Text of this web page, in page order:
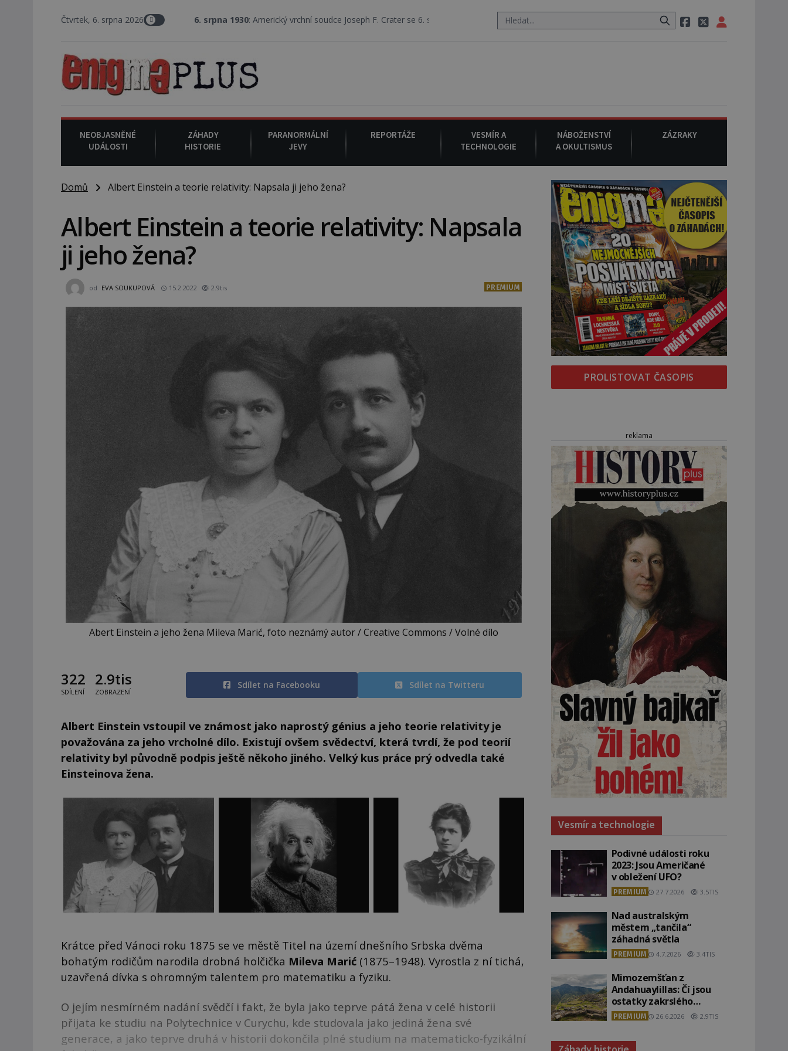
Čtvrtek, 6. srpna 20266. srpna 1930 : Americký vrchní soudce Joseph F. Crater se 6. srpna 1930 navečeří ve své oblíbené restauraci, pak si na ulici zavolá taxi, nasedne do něj a už ho nikdy
NEOBJASNĚNÉ
UDÁLOSTI
ZÁHADY
HISTORIE
PARANORMÁLNÍ
JEVY
REPORTÁŽE
VESMÍR A
TECHNOLOGIE
NÁBOŽENSTVÍ
A OKULTISMUS
ZÁZRAKY
Domů Albert Einstein a teorie relativity: Napsala ji jeho žena?
Albert Einstein a teorie relativity: Napsala
ji jeho žena?
od EVA SOUKUPOVÁ 15.2.2022 2.9tis PREMIUM
Abert Einstein a jeho žena Mileva Marić, foto neznámý autor / Creative Commons / Volné dílo
322
SDÍLENÍ
2.9tis
ZOBRAZENÍ
Sdílet na Facebooku Sdílet na Twitteru
Albert Einstein vstoupil ve známost jako naprostý génius a jeho teorie relativity je
považována za jeho vrcholné dílo. Existují ovšem svědectví, která tvrdí, že pod teorií
relativity byl původně podpis ještě někoho jiného. Velký kus práce prý odvedla také
Einsteinova žena.
Krátce před Vánoci roku 1875 se ve městě Titel na území dnešního Srbska dvěma
bohatým rodičům narodila drobná holčička Mileva Marić (1875–1948). Vyrostla z ní tichá,
uzavřená dívka s ohromným talentem pro matematiku a fyziku.
O jejím nesmírném nadání svědčí i fakt, že byla jako teprve pátá žena v celé historii
přijata ke studiu na Polytechnice v Curychu, kde studovala jako jediná žena své
generace, a jako teprve druhá v historii dokončila plné studium na matematicko-fyzikální
PROLISTOVAT ČASOPIS
reklama
Vesmír a technologie
Podivné události roku
2023: Jsou Američané
v obležení UFO?
PREMIUM 27.7.2026 3.5TIS
Nad australským
městem „tančila“
záhadná světla
PREMIUM 4.7.2026 3.4TIS
Mimozemšťan z
Andahuaylillas: Čí jsou
ostatky zakrslého
stvoření s ohromnou
lebkou?
PREMIUM 26.6.2026 2.9TIS